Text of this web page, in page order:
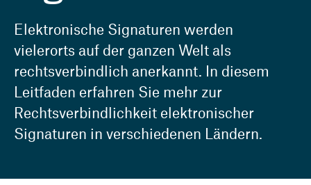
Elektronische Signaturen werden
vielerorts auf der ganzen Welt als
rechtsverbindlich anerkannt. In diesem
Leitfaden erfahren Sie mehr zur
Rechtsverbindlichkeit elektronischer
Signaturen in verschiedenen Ländern.